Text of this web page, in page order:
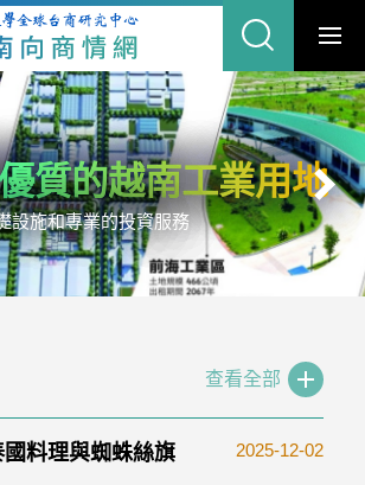
新南向國情與商情
洞察新市場‣掌握新商機‣立足新世局
質的越南工業用地
設施和專業的投資服務
中原大學華語中心
Mandarin Learning Center in CYCU
注東南亞移工教
程持續學習
新南向政策專網
入報導及拓銷商機
貿網 - 大務委員會
網，提供豐富的兩岸經貿資訊
台最大僑外生社群
結台灣與東南亞的人才平台
查看全部
料理與蜘蛛絲旗 2025-12-02